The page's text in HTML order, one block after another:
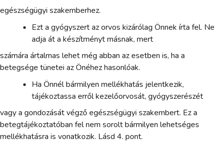
egészségügyi szakemberhez.
Ezt a gyógyszert az orvos kizárólag Önnek írta fel. Ne
adja át a készítményt másnak, mert
számára ártalmas lehet még abban az esetben is, ha a
betegsége tünetei az Önéhez hasonlóak.
Ha Önnél bármilyen mellékhatás jelentkezik,
tájékoztassa erről kezelőorvosát, gyógyszerészét
vagy a gondozását végző egészségügyi szakembert. Ez a
betegtájékoztatóban fel nem sorolt bármilyen lehetséges
mellékhatásra is vonatkozik. Lásd 4. pont.